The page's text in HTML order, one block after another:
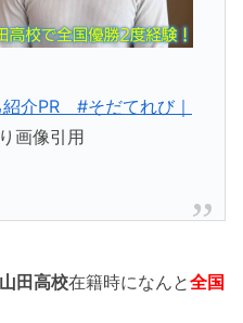
介PR #そだてれび｜
画像引用
田高校在籍時になんと全国